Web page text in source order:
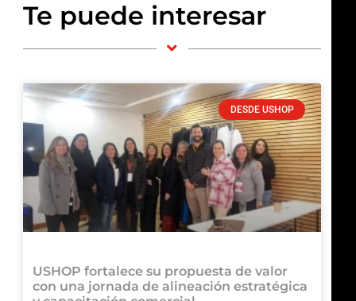
Te puede interesar
DESDE USHOP
USHOP fortalece su propuesta de valor
con una jornada de alineación estratégica